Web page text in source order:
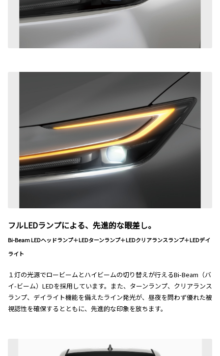
フルLEDランプによる、先進的な眼差し。
Bi-Beam LEDヘッドランプ＋LEDターンランプ＋LEDクリアランスランプ＋LEDデイ
ライト
１灯の光源でロービームとハイビームの切り替えが行えるBi-Beam（バ
イ-ビーム）LEDを採用しています。また、ターンランプ、クリアランス
ランプ、デイライト機能を備えたライン発光が、昼夜を問わず優れた被
視認性を確保するとともに、先進的な印象を放ちます。